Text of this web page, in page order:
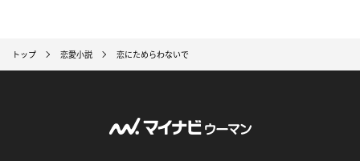
トップ 恋愛小説 恋にためらわないで